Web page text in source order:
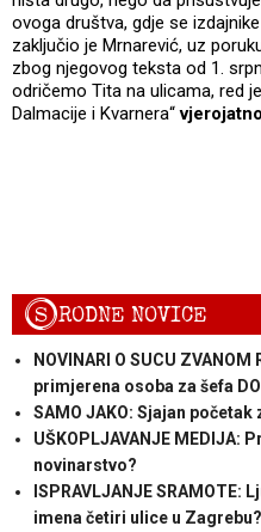
ovoga društva, gdje se
zaključio je Mrnarević, uz
zbog njegovog teksta od 1.
odričemo Tita na ulicama, red
Dalmacije i Kvarnera“
SRODNE NOVICE
NOVINARI O SUCU
primjerena osoba za šefa
SAMO JAKO: Sjajan
UŠKOPLJAVANJE MEDIJA:
novinarstvo?
ISPRAVLJANJE SRAMOTE:
imena četiri ulice u Zagrebu?